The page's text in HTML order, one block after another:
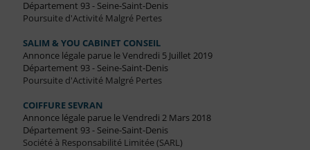
Département 93 - Seine-Saint-Denis
Poursuite d'Activité Malgré Pertes
SALIM & YOU CABINET CONSEIL
Annonce légale parue le Vendredi 5 Juillet 2019
Département 93 - Seine-Saint-Denis
Poursuite d'Activité Malgré Pertes
COIFFURE SEVRAN
Annonce légale parue le Vendredi 2 Mars 2018
Département 93 - Seine-Saint-Denis
Société à Responsabilité Limitée (SARL)